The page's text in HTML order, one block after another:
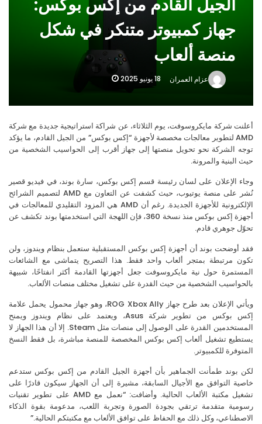
الإصدار الجديد لآيفون 17: تفاصيل الأسعار المعتمدة وأزمة معالجة الصور المفرطة
الجيل القادم من إكس بوكس:
جهاز كمبيوتر متنكر في شكل
منصة ألعاب
عزام العمران 18 يونيو 2025
شركة مايكروسوفت، يوم الثلاثاء، عن شراكة استراتيجية جديدة مع شركة
AMD لتطوير معالجات مخصصة لأجهزة “إكس بوكس” من الجيل القادم، ما يؤكد
الشركة نحو تحويل منصتها إلى جهاز أقرب إلى الحواسيب الشخصية من
البنية والمرونة.
الإعلان على لسان رئيسة قسم إكس بوكس، سارة بوند، في فيديو قصير
نُشر على منصة يوتيوب، حيث كشفت عن التعاون مع AMD لتصميم الشرائح
الإلكترونية للأجهزة الجديدة. رغم أن AMD هي المزود التقليدي للمعالجات في
أجهزة إكس بوكس منذ نسخة 360، فإن اللهجة التي استخدمتها بوند تكشف عن
جوهري قادم.
أوضحت بوند أن أجهزة إكس بوكس المستقبلية ستعمل بنظام ويندوز، ولن
مرتبطة بمتجر ألعاب واحد فقط. هذا التصريح يتماشى مع الشائعات
حول نية مايكروسوفت جعل أجهزتها القادمة أكثر انفتاحًا، شبيهة
الشخصية من حيث القدرة على تشغيل مختلف منصات الألعاب.
ويأتي الإعلان بعد طرح جهاز ROG Xbox Ally، وهو جهاز محمول يحمل علامة
إكس بوكس من تطوير شركة Asus، ويعتمد على نظام ويندوز ويمنح
المستخدمين القدرة على الوصول إلى منصات مثل Steam. إلا أن هذا الجهاز لا
تشغيل ألعاب إكس بوكس المخصصة للمنصة مباشرة، بل فقط النسخ
للكمبيوتر.
بوند طمأنت الجماهير بأن أجهزة الجيل القادم من إكس بوكس ستدعم
التوافق مع الأجيال السابقة، مشيرة إلى أن الجهاز سيكون قادرًا على
تشغيل مكتبة الألعاب الحالية. وأضافت: “نعمل مع AMD على تطوير تقنيات
متقدمة ترتقي بجودة الصورة وتجربة اللعب، مدعومة بقوة الذكاء
وكل ذلك مع الحفاظ على توافق الألعاب مع مكتبتكم الحالية.”